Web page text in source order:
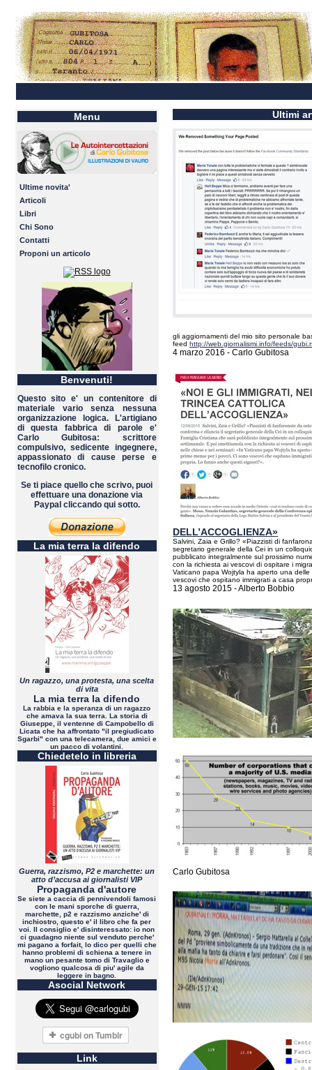
Menu
Ultime novita'
Articoli
Libri
Chi Sono
Contatti
Proponi un articolo
Benvenuti!
Questo sito e' un contenitore di
materiale vario senza nessuna
organizzazione logica. L'artigiano
di questa fabbrica di parole e'
Carlo Gubitosa: scrittore
compulsivo, sedicente ingegnere,
appassionato di cause perse e
tecnofilo cronico.
Se ti piace quello che scrivo, puoi
effettuare una donazione via
Paypal cliccando qui sotto.
La mia terra la difendo
Un ragazzo, una protesta, una scelta
di vita
La mia terra la difendo
La rabbia e la speranza di un ragazzo
che amava la sua terra. La storia di
Giuseppe, il ventenne di Campobello di
Licata che ha affrontato "il pregiudicato
Sgarbi" con una telecamera, due amici e
un pacco di volantini.
Chiedetelo in libreria
Guerra, razzismo, P2 e marchette: un
atto d’accusa ai giornalisti VIP
Propaganda d'autore
Se siete a caccia di pennivendoli famosi
con le mani sporche di guerra,
marchette, p2 e razzismo anziche' di
inchiostro, questo e' il libro che fa per
voi. Il consiglio e' disinteressato: io non
ci guadagno niente sul venduto perche'
mi pagano a forfait, lo dico per quelli che
hanno problemi di schiena a tenere in
mano un pesante tomo di Travaglio e
vogliono qualcosa di piu' agile da
leggere in bagno.
Asocial Network
Link
Ultimi
gli aggiornamenti del mio sito personale
feed http://web.giornalismi.info/feeds/
4 marzo 2016 - Carlo Gubitosa
DELL’ACCOGLIENZA»
Salvini, Zaia e Grillo? «Piazzisti di
segretario generale della Cei in un
pubblicato integralmente sul prossimo
con la richiesta ai vescovi di ospitare i
Vaticano papa Wojtyla ha aperto una
vescovi che ospitano immigrati a casa
13 agosto 2015 - Alberto Bobbio
Carlo Gubitosa